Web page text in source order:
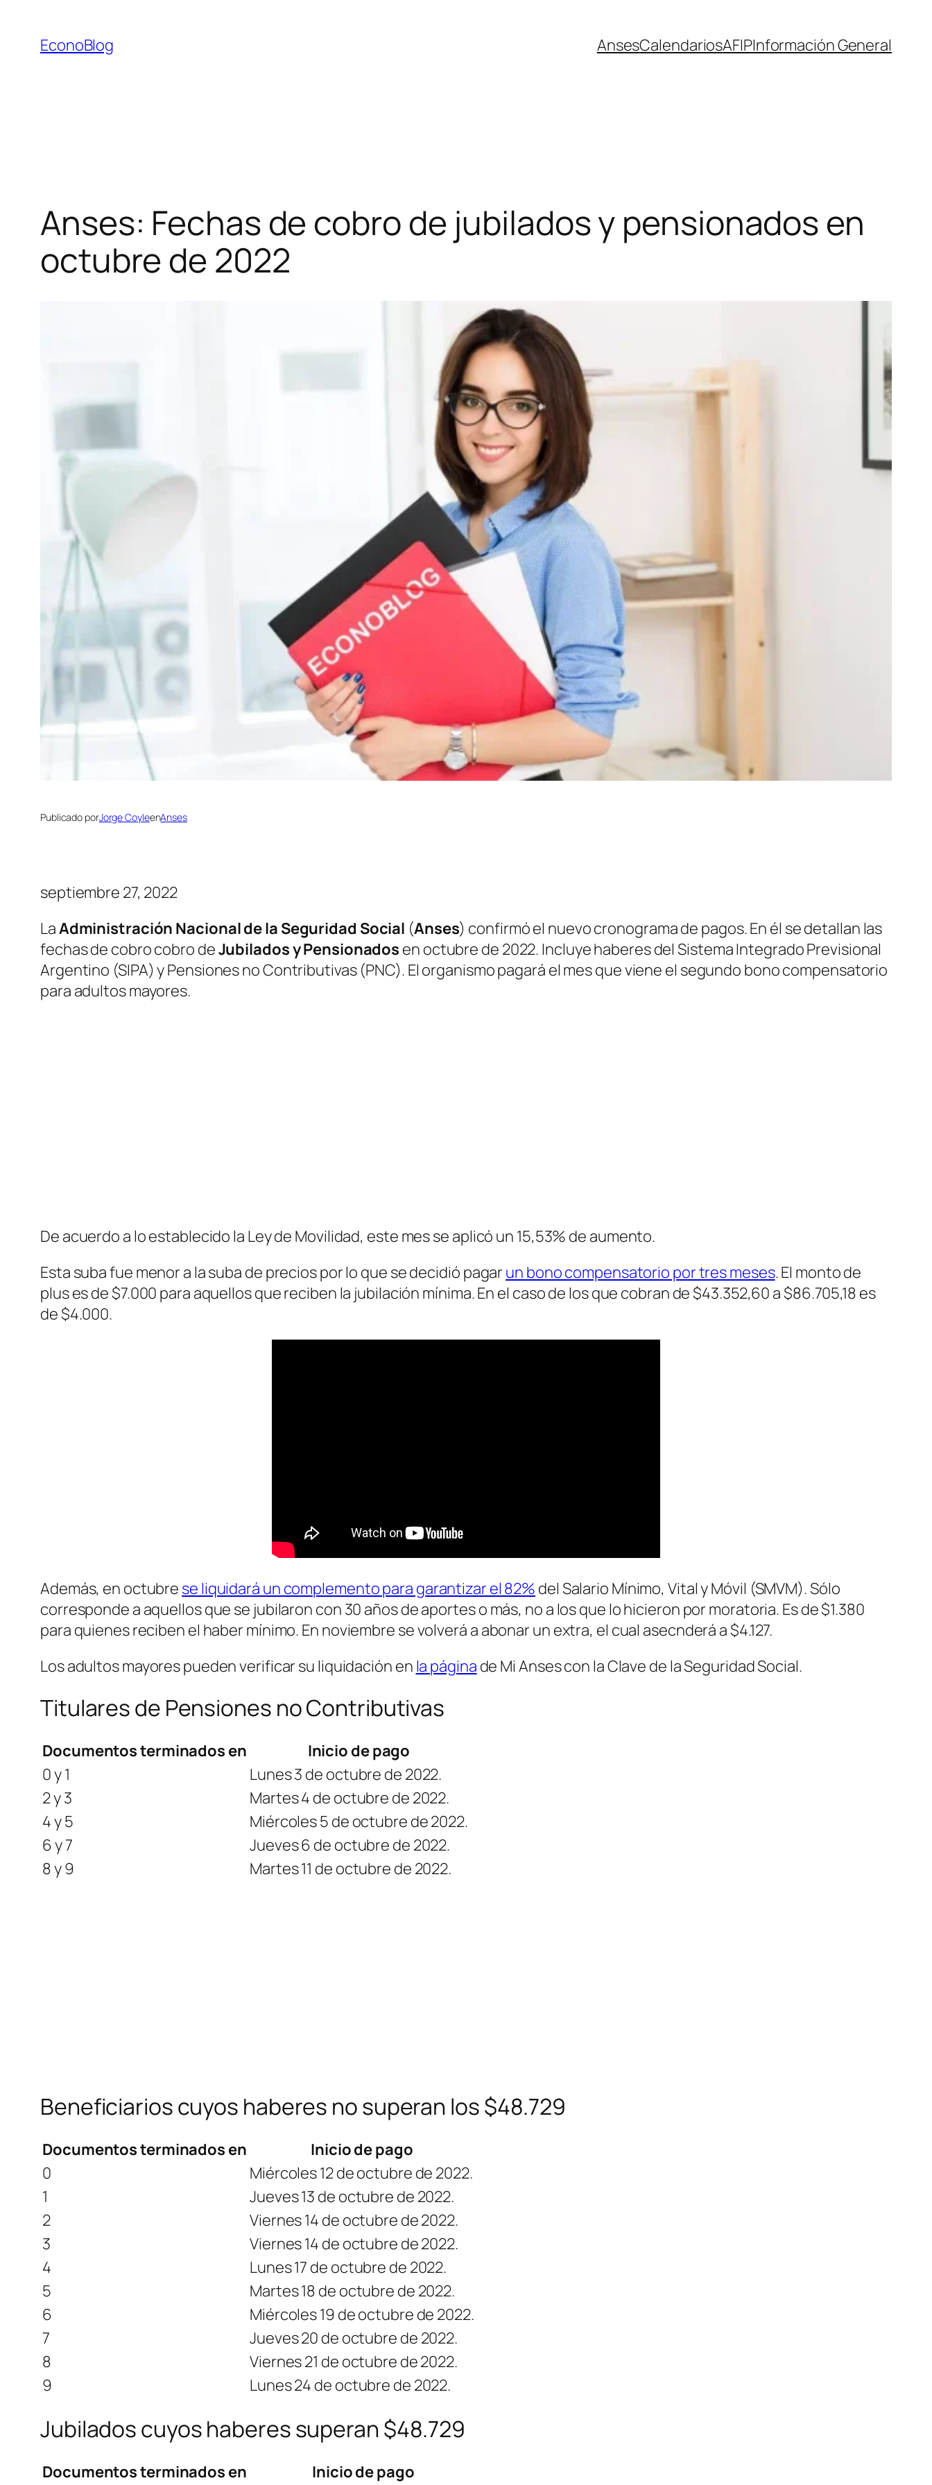
contenido
EconoBlog AnsesCalendariosAFIPInformación General
Anses: Fechas de cobro de jubilados y pensionados en
octubre de 2022
Publicado porJorge CoyleenAnses
septiembre 27, 2022
LaAdministración Nacional de la Seguridad Social (Anses) confirmó el nuevo cronograma de pagos. En él se detallan las
fechas de cobro cobro deJubilados y Pensionados en octubre de 2022. Incluye haberes del Sistema Integrado Previsional
Argentino (SIPA) y Pensiones no Contributivas (PNC). El organismo pagará el mes que viene el segundo bono compensatorio
para adultos mayores.
De acuerdo a lo establecido la Ley de Movilidad, este mes se aplicó un 15,53% de aumento.
Esta suba fue menor a la suba de precios por lo que se decidió pagar un bono compensatorio por tres meses. El monto de
plus es de $7.000 para aquellos que reciben la jubilación mínima. En el caso de los que cobran de $43.352,60 a $86.705,18 es
de $4.000.
Además, en octubre se liquidará un complemento para garantizar el 82% del Salario Mínimo, Vital y Móvil (SMVM). Sólo
corresponde a aquellos que se jubilaron con 30 años de aportes o más, no a los que lo hicieron por moratoria. Es de $1.380
para quienes reciben el haber mínimo. En noviembre se volverá a abonar un extra, el cual asecnderá a $4.127.
Los adultos mayores pueden verificar su liquidación en la página de Mi Anses con la Clave de la Seguridad Social.
Titulares de Pensiones no Contributivas
Documentos terminados en
Inicio de pago
0 y 1
Lunes 3 de octubre de 2022.
2 y 3
Martes 4 de octubre de 2022.
4 y 5
Miércoles 5 de octubre de 2022.
6 y 7
Jueves 6 de octubre de 2022.
8 y 9
Martes 11 de octubre de 2022.
Beneficiarios cuyos haberes no superan los $48.729
Documentos terminados en
Inicio de pago
0
Miércoles 12 de octubre de 2022.
1
Jueves 13 de octubre de 2022.
2
Viernes 14 de octubre de 2022.
3
Viernes 14 de octubre de 2022.
4
Lunes 17 de octubre de 2022.
5
Martes 18 de octubre de 2022.
6
Miércoles 19 de octubre de 2022.
7
Jueves 20 de octubre de 2022.
8
Viernes 21 de octubre de 2022.
9
Lunes 24 de octubre de 2022.
Jubilados cuyos haberes superan $48.729
Documentos terminados en Inicio de pago